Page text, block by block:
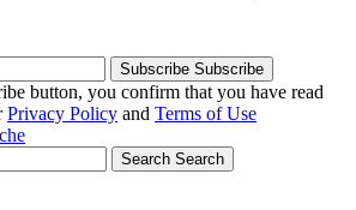
Subscribe Subscribe
button, you confirm that you have read
Privacy Policy and Terms of Use
Search Search